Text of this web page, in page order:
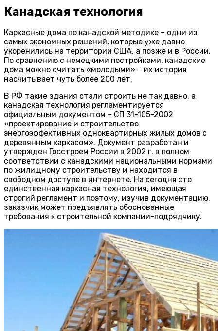
Канадская технология
Каркасные дома по канадской методике – одни из
самых экономных решений, которые уже давно
укоренились на территории США, а позже и в России.
По сравнению с немецкими постройками, канадские
дома можно считать «молодыми» ‒ их история
насчитывает чуть более 200 лет.
В РФ такие здания стали строить не так давно, а
канадская технология регламентируется
официальным документом – СП 31-105-2002
«проектирование и строительство
энергоэффективных одноквартирных жилых домов с
деревянным каркасом». Документ разработан и
утвержден Госстроем России в 2002 г. в полном
соответствии с канадскими национальными нормами
по жилищному строительству и находится в
свободном доступе в интернете. На сегодня это
единственная каркасная технология, имеющая
строгий регламент и поэтому, изучив документацию,
заказчик может предъявлять обоснованные
требования к строительной компании-подрядчику.